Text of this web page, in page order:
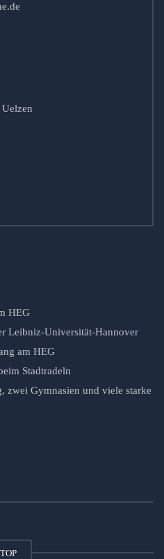
HEG
Leibniz-Universität-Hannover
am HEG
Stadtradeln
zwei Gymnasien und viele starke
TOP